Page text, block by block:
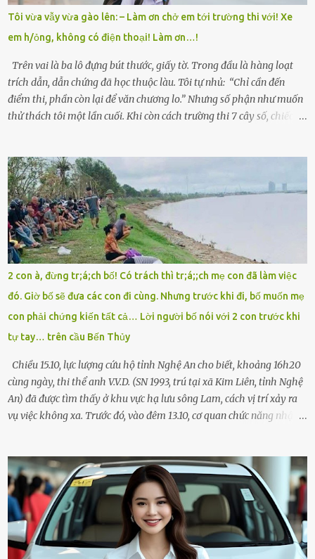
cái tên mẹ đặt lúc còn sống, mong tụi nhỏ sau này như hoa mai nở
giữa mùa đông. Nhưng hoa có đẹp mấy cũng cần đất màu, mà nhà
thì chỉ toàn đất sỏi đá và khốn khó. Năm đó, Trí đỗ Đại học Bách
Khoa Hà...
Tôi vừa vẫy vừa gào lên: – Làm ơn chở em tới trường thi với! Xe
em h/ỏng, không có điện thoại! Làm ơn…!
Trên vai là ba lô đựng bút thước, giấy tờ. Trong đầu là hàng loạt
trích dẫn, dẫn chứng đã học thuộc làu. Tôi tự nhủ: “Chỉ cần đến
điểm thi, phần còn lại để văn chương lo.” Nhưng số phận như muốn
thử thách tôi một lần cuối. Khi còn cách trường thi 7 cây số, chiếc xe
sực nhớ – điện thoại đang sạc, sáng nay quên mang theo! Giữa con
đường thưa thớt người qua lại, tôi hoảng loạn vẫy tay xin đi nhờ. –
Chú ơi, cháu đi thi, xe hỏng rồi! Làm ơn cho cháu đi nhờ với! – Cô ơi,
giúp cháu với, cháu không có điện thoại… Người thì lắc đầu. Người
thì tăng ga tránh xa như né một kẻ lừa đảo. Tôi gào lên giữa đường
như một kẻ mất trí. Vô ích. 6h10. Còn hơn 30 phút nữa. Trong đầu
tôi chỉ có một lựa chọn duy nhất: chạy. Tôi quăng xe vào vệ đường,
rút tờ giấy báo dự thi nhét túi áo, đeo ba lô và chạy . Chạy miết.
Chạy không ngừng. Qua ngã...
2 con à, đừng tr;á;ch bố! Có trách thì tr;á;;ch mẹ con đã làm việc
đó. Giờ bố sẽ đưa các con đi cùng. Nhưng trước khi đi, bố muốn mẹ
con phải chứng kiến tất cả… Lời người bố nói với 2 con trước khi
tự tay… trên cầu Bến Thủy
Chiều 15.10, lực lượng cứu hộ tỉnh Nghệ An cho biết, khoảng 16h20
cùng ngày, thi thể anh V.V.D. (SN 1993, trú tại xã Kim Liên, tỉnh Nghệ
An) đã được tìm thấy ở khu vực hạ lưu sông Lam, cách vị trí xảy ra
vụ việc không xa. Trước đó, vào đêm 13.10, cơ quan chức năng nhận
– rồi để lại xe máy trên cầu, ôm theo 2 con gái nhỏ nhảy xuống
sông. Người thân và hàng xóm ngóng chờ thông tin tìm kiếm 3 bố
con mất tích trên sông Lam sau vụ nhảy cầu. Ảnh: Hải Dương Tại
hiện trường, người dân phát hiện một chiếc xe máy mang biển kiểm
soát Nghệ An cùng hai chiếc cặp học sinh. Ngay trong đêm, lực
lượng chức năng phối hợp cùng các đội cứu hộ tình nguyện triển